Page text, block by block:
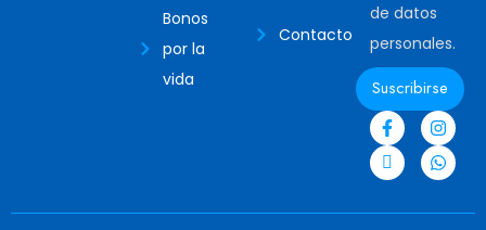
Bonos
por la
vida
Contacto
de datos
personales.
Suscribirse